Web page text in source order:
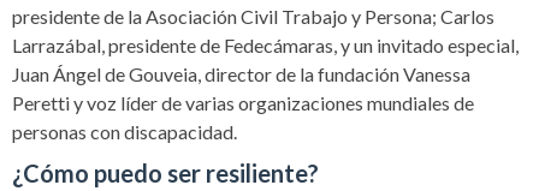
presidente de la Asociación Civil Trabajo y Persona; Carlos
Larrazábal, presidente de Fedecámaras, y un invitado especial,
Juan Ángel de Gouveia, director de la fundación Vanessa
Peretti y voz líder de varias organizaciones mundiales de
personas con discapacidad.
¿Cómo puedo ser resiliente?